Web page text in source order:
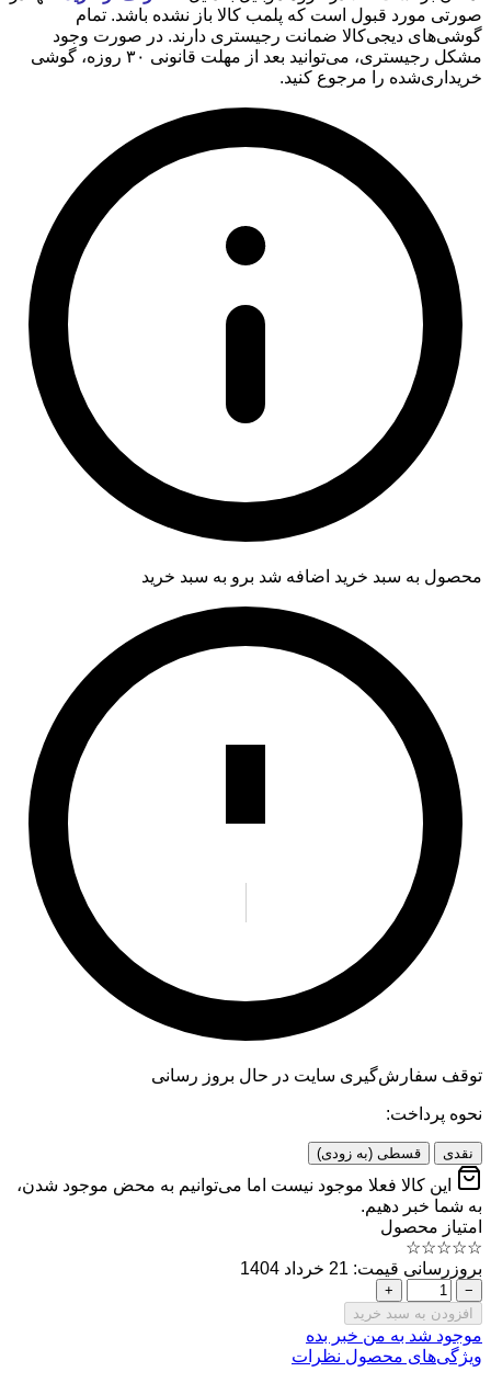
صورتی مورد قبول است که پلمب کالا باز نشده باشد. تمام
گوشی‌های دیجی‌کالا ضمانت رجیستری دارند. در صورت وجود
مشکل رجیستری، می‌توانید بعد از مهلت قانونی ۳۰ روزه، گوشی
خریداری‌شده را مرجوع کنید.
محصول به سبد خرید اضافه شد برو به سبد خرید
توقف سفارش‌گیری سایت در حال بروز رسانی
نحوه پرداخت:
نقدی قسطی (به زودی)
این کالا فعلا موجود نیست اما می‌توانیم به محض موجود شدن،
به شما خبر دهیم.
امتیاز محصول
☆
☆
☆
☆
☆
بروزرسانی قیمت: 21 خرداد 1404
−
+
افزودن به سبد خرید
موجود شد به من خبر بده
ویژگی‌های محصول نظرات